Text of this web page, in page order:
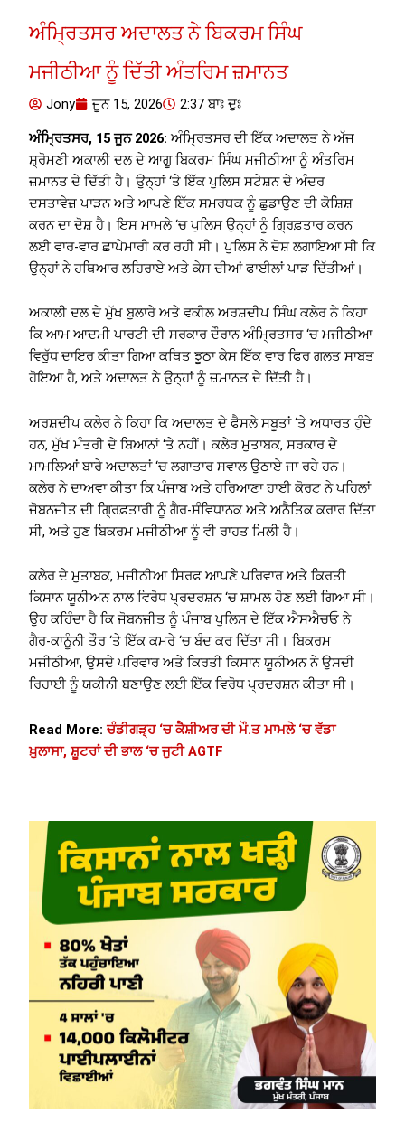
ਅੰਮ੍ਰਿਤਸਰ ਅਦਾਲਤ ਨੇ ਬਿਕਰਮ ਸਿੰਘ
ਮਜੀਠੀਆ ਨੂੰ ਦਿੱਤੀ ਅੰਤਰਿਮ ਜ਼ਮਾਨਤ
Jony ਜੂਨ 15, 2026 2:37 ਬਾਃ ਦੁਃ
ਅੰਮ੍ਰਿਤਸਰ, 15 ਜੂਨ 2026: ਅੰਮ੍ਰਿਤਸਰ ਦੀ ਇੱਕ ਅਦਾਲਤ ਨੇ ਅੱਜ
ਸ਼੍ਰੋਮਣੀ ਅਕਾਲੀ ਦਲ ਦੇ ਆਗੂ ਬਿਕਰਮ ਸਿੰਘ ਮਜੀਠੀਆ ਨੂੰ ਅੰਤਰਿਮ
ਜ਼ਮਾਨਤ ਦੇ ਦਿੱਤੀ ਹੈ। ਉਨ੍ਹਾਂ ‘ਤੇ ਇੱਕ ਪੁਲਿਸ ਸਟੇਸ਼ਨ ਦੇ ਅੰਦਰ
ਦਸਤਾਵੇਜ਼ ਪਾੜਨ ਅਤੇ ਆਪਣੇ ਇੱਕ ਸਮਰਥਕ ਨੂੰ ਛੁਡਾਉਣ ਦੀ ਕੋਸ਼ਿਸ਼
ਕਰਨ ਦਾ ਦੋਸ਼ ਹੈ। ਇਸ ਮਾਮਲੇ ‘ਚ ਪੁਲਿਸ ਉਨ੍ਹਾਂ ਨੂੰ ਗ੍ਰਿਫ਼ਤਾਰ ਕਰਨ
ਲਈ ਵਾਰ-ਵਾਰ ਛਾਪੇਮਾਰੀ ਕਰ ਰਹੀ ਸੀ। ਪੁਲਿਸ ਨੇ ਦੋਸ਼ ਲਗਾਇਆ ਸੀ ਕਿ
ਉਨ੍ਹਾਂ ਨੇ ਹਥਿਆਰ ਲਹਿਰਾਏ ਅਤੇ ਕੇਸ ਦੀਆਂ ਫਾਈਲਾਂ ਪਾੜ ਦਿੱਤੀਆਂ।
ਅਕਾਲੀ ਦਲ ਦੇ ਮੁੱਖ ਬੁਲਾਰੇ ਅਤੇ ਵਕੀਲ ਅਰਸ਼ਦੀਪ ਸਿੰਘ ਕਲੇਰ ਨੇ ਕਿਹਾ
ਕਿ ਆਮ ਆਦਮੀ ਪਾਰਟੀ ਦੀ ਸਰਕਾਰ ਦੌਰਾਨ ਅੰਮ੍ਰਿਤਸਰ ‘ਚ ਮਜੀਠੀਆ
ਵਿਰੁੱਧ ਦਾਇਰ ਕੀਤਾ ਗਿਆ ਕਥਿਤ ਝੂਠਾ ਕੇਸ ਇੱਕ ਵਾਰ ਫਿਰ ਗਲਤ ਸਾਬਤ
ਹੋਇਆ ਹੈ, ਅਤੇ ਅਦਾਲਤ ਨੇ ਉਨ੍ਹਾਂ ਨੂੰ ਜ਼ਮਾਨਤ ਦੇ ਦਿੱਤੀ ਹੈ।
ਅਰਸ਼ਦੀਪ ਕਲੇਰ ਨੇ ਕਿਹਾ ਕਿ ਅਦਾਲਤ ਦੇ ਫੈਸਲੇ ਸਬੂਤਾਂ ‘ਤੇ ਅਧਾਰਤ ਹੁੰਦੇ
ਹਨ, ਮੁੱਖ ਮੰਤਰੀ ਦੇ ਬਿਆਨਾਂ ‘ਤੇ ਨਹੀਂ। ਕਲੇਰ ਮੁਤਾਬਕ, ਸਰਕਾਰ ਦੇ
ਮਾਮਲਿਆਂ ਬਾਰੇ ਅਦਾਲਤਾਂ ‘ਚ ਲਗਾਤਾਰ ਸਵਾਲ ਉਠਾਏ ਜਾ ਰਹੇ ਹਨ।
ਕਲੇਰ ਨੇ ਦਾਅਵਾ ਕੀਤਾ ਕਿ ਪੰਜਾਬ ਅਤੇ ਹਰਿਆਣਾ ਹਾਈ ਕੋਰਟ ਨੇ ਪਹਿਲਾਂ
ਜੋਬਨਜੀਤ ਦੀ ਗ੍ਰਿਫ਼ਤਾਰੀ ਨੂੰ ਗੈਰ-ਸੰਵਿਧਾਨਕ ਅਤੇ ਅਨੈਤਿਕ ਕਰਾਰ ਦਿੱਤਾ
ਸੀ, ਅਤੇ ਹੁਣ ਬਿਕਰਮ ਮਜੀਠੀਆ ਨੂੰ ਵੀ ਰਾਹਤ ਮਿਲੀ ਹੈ।
ਕਲੇਰ ਦੇ ਮੁਤਾਬਕ, ਮਜੀਠੀਆ ਸਿਰਫ਼ ਆਪਣੇ ਪਰਿਵਾਰ ਅਤੇ ਕਿਰਤੀ
ਕਿਸਾਨ ਯੂਨੀਅਨ ਨਾਲ ਵਿਰੋਧ ਪ੍ਰਦਰਸ਼ਨ ‘ਚ ਸ਼ਾਮਲ ਹੋਣ ਲਈ ਗਿਆ ਸੀ।
ਉਹ ਕਹਿੰਦਾ ਹੈ ਕਿ ਜੋਬਨਜੀਤ ਨੂੰ ਪੰਜਾਬ ਪੁਲਿਸ ਦੇ ਇੱਕ ਐਸਐਚਓ ਨੇ
ਗੈਰ-ਕਾਨੂੰਨੀ ਤੌਰ ‘ਤੇ ਇੱਕ ਕਮਰੇ ‘ਚ ਬੰਦ ਕਰ ਦਿੱਤਾ ਸੀ। ਬਿਕਰਮ
ਮਜੀਠੀਆ, ਉਸਦੇ ਪਰਿਵਾਰ ਅਤੇ ਕਿਰਤੀ ਕਿਸਾਨ ਯੂਨੀਅਨ ਨੇ ਉਸਦੀ
ਰਿਹਾਈ ਨੂੰ ਯਕੀਨੀ ਬਣਾਉਣ ਲਈ ਇੱਕ ਵਿਰੋਧ ਪ੍ਰਦਰਸ਼ਨ ਕੀਤਾ ਸੀ।
Read More:ਚੰਡੀਗੜ੍ਹ ‘ਚ ਕੈਸ਼ੀਅਰ ਦੀ ਮੌ.ਤ ਮਾਮਲੇ ‘ਚ ਵੱਡਾ
ਖ਼ੁਲਾਸਾ, ਸ਼ੂਟਰਾਂ ਦੀ ਭਾਲ ‘ਚ ਜੁਟੀ AGTF